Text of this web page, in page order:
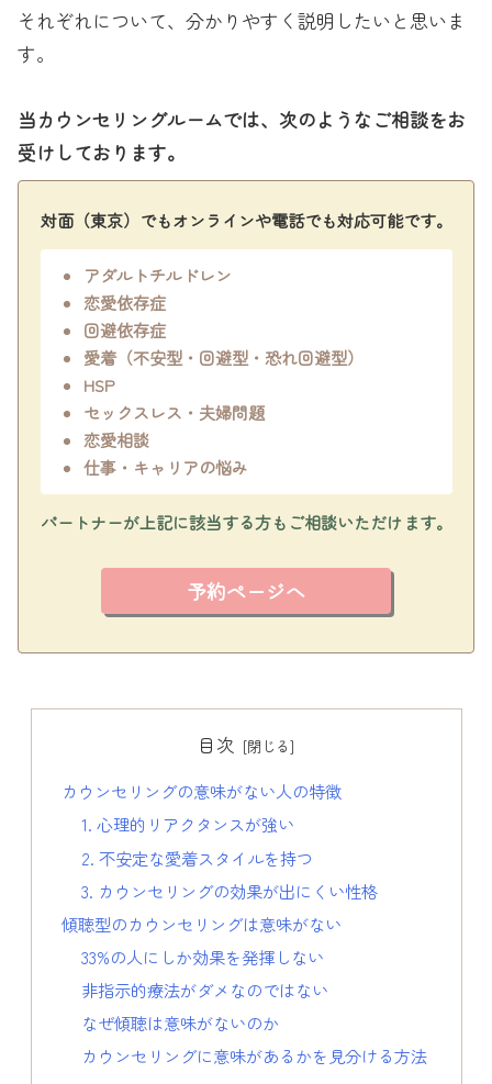
それぞれについて、分かりやすく説明したいと思いま
す。
当カウンセリングルームでは、次のようなご相談をお
受けしております。
対面（東京）でもオンラインや電話でも対応可能です。
アダルトチルドレン
恋愛依存症
回避依存症
愛着（不安型・回避型・恐れ回避型）
HSP
セックスレス・夫婦問題
恋愛相談
仕事・キャリアの悩み
パートナーが上記に該当する方もご相談いただけます。
予約ページへ
目次
カウンセリングの意味がない人の特徴
1. 心理的リアクタンスが強い
2. 不安定な愛着スタイルを持つ
3. カウンセリングの効果が出にくい性格
傾聴型のカウンセリングは意味がない
33%の人にしか効果を発揮しない
非指示的療法がダメなのではない
なぜ傾聴は意味がないのか
カウンセリングに意味があるかを見分ける方法